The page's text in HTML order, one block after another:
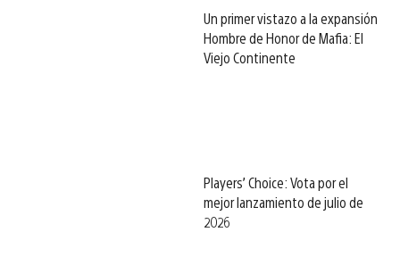
Un primer vistazo a la expansión
Hombre de Honor de Mafia: El
Viejo Continente
Players’ Choice: Vota por el
mejor lanzamiento de julio de
2026